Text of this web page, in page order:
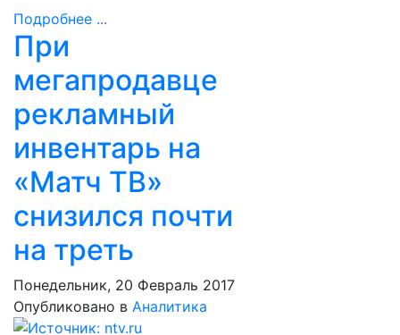
Подробнее ...
При
мегапродавце
рекламный
инвентарь на
«Матч ТВ»
снизился почти
на треть
Понедельник, 20 Февраль 2017
Опубликовано в Аналитика